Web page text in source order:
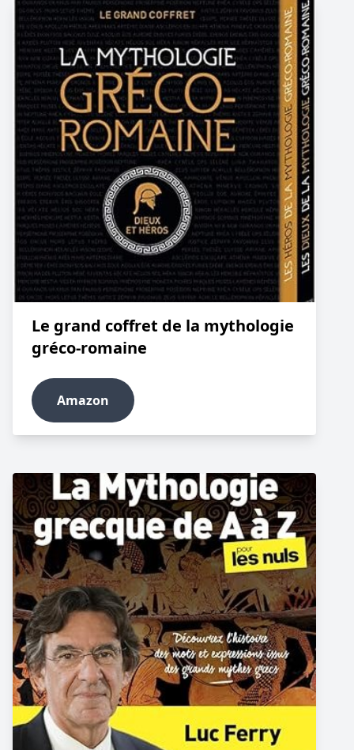
Le grand coffret de la mythologie
gréco-romaine
Amazon